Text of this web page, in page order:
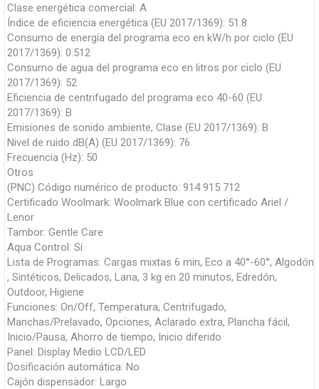
Clase energética comercial: A
Índice de eficiencia energética (EU 2017/1369): 51.8
Consumo de energía del programa eco en kW/h por ciclo (EU
2017/1369): 0.512
Consumo de agua del programa eco en litros por ciclo (EU
2017/1369): 52
Eficiencia de centrifugado del programa eco 40-60 (EU
2017/1369): B
Emisiones de sonido ambiente, Clase (EU 2017/1369): B
Nivel de ruido dB(A) (EU 2017/1369): 76
Frecuencia (Hz): 50
Otros
(PNC) Código numérico de producto: 914 915 712
Certificado Woolmark: Woolmark Blue con certificado Ariel /
Lenor
Tambor: Gentle Care
Aqua Control: Sí
Lista de Programas: Cargas mixtas 6 min, Eco a 40°-60°, Algodón
, Sintéticos, Delicados, Lana, 3 kg en 20 minutos, Edredón,
Outdoor, Higiene
Funciones: On/Off, Temperatura, Centrifugado,
Manchas/Prelavado, Opciones, Aclarado extra, Plancha fácil,
Inicio/Pausa, Ahorro de tiempo, Inicio diferido
Panel: Display Medio LCD/LED
Dosificación automática: No
Cajón dispensador: Largo